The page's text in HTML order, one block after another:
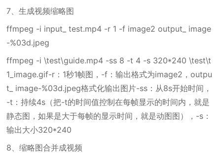
7、生成视频缩略图
ffmpeg -i input_ test.mp4 -r 1 -f image2 output_ image
-%03d.jpeg
ffmpeg -i \test\guide.mp4 -ss 8 -t 4 -s 320*240 \test\t
1_image.gif-r：1秒1帧图，-f：输出格式为image2，outpu
t_ image-%03d.jpeg格式化输出图片-ss：从8s开始时间，
-t：持续4s（把-t的时间值控制在每帧显示的时间内，就是
静态图，如果是大于每帧的显示时间，就是动图图），-s：
输出大小320*240
8、缩略图合并成视频